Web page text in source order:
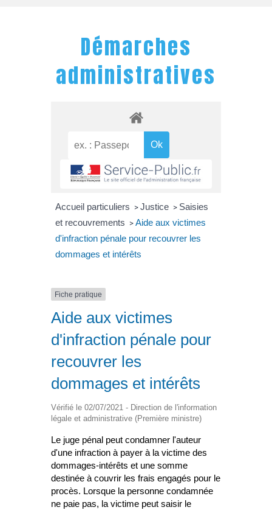
Démarches
administratives
Accueil particuliers > Justice > Saisies
et recouvrements > Aide aux victimes
d'infraction pénale pour recouvrer les
dommages et intérêts
Fiche pratique
Aide aux victimes
d'infraction pénale pour
recouvrer les
dommages et intérêts
Vérifié le 02/07/2021 - Direction de l'information
légale et administrative (Première ministre)
Le juge pénal peut condamner l'auteur
d'une infraction à payer à la victime des
dommages-intérêts et une somme
destinée à couvrir les frais engagés pour le
procès. Lorsque la personne condamnée
ne paie pas, la victime peut saisir le